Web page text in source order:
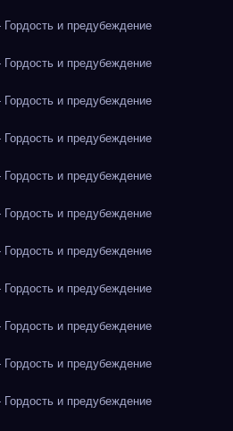
и предубеждение
и предубеждение
и предубеждение
и предубеждение
и предубеждение
и предубеждение
и предубеждение
и предубеждение
и предубеждение
и предубеждение
и предубеждение